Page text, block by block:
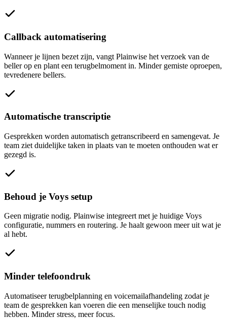
Callback automatisering
Wanneer je lijnen bezet zijn, vangt Plainwise het verzoek van de
beller op en plant een terugbelmoment in. Minder gemiste oproepen,
tevredenere bellers.
Automatische transcriptie
Gesprekken worden automatisch getranscribeerd en samengevat. Je
team ziet duidelijke taken in plaats van te moeten onthouden wat er
gezegd is.
Behoud je Voys setup
Geen migratie nodig. Plainwise integreert met je huidige Voys
configuratie, nummers en routering. Je haalt gewoon meer uit wat je
al hebt.
Minder telefoondruk
Automatiseer terugbelplanning en voicemailafhandeling zodat je
team de gesprekken kan voeren die een menselijke touch nodig
hebben. Minder stress, meer focus.